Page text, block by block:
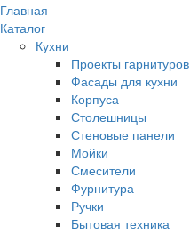
Главная
Каталог
Кухни
Проекты гарнитуров
Фасады для кухни
Корпуса
Столешницы
Стеновые панели
Мойки
Смесители
Фурнитура
Ручки
Бытовая техника